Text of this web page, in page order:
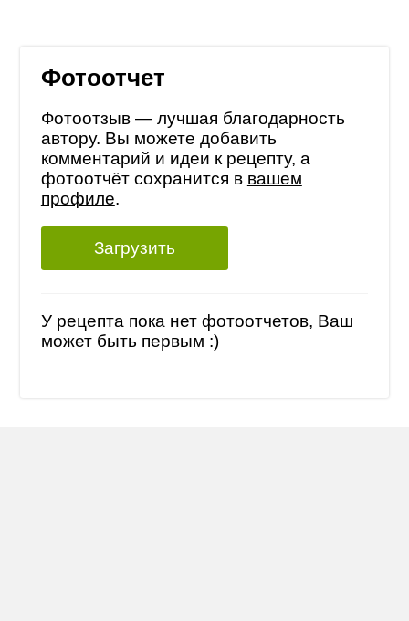
Фотоотчет
Фотоотзыв — лучшая благодарность
автору. Вы можете добавить
комментарий и идеи к рецепту, а
фотоотчёт сохранится в вашем
профиле.
Загрузить
У рецепта пока нет фотоотчетов, Ваш
может быть первым :)